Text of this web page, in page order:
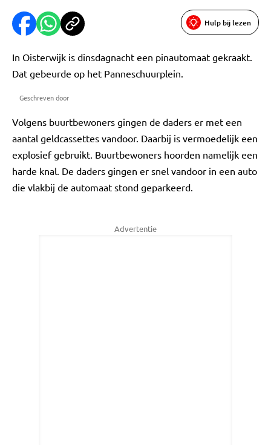
Hulp bij lezen
In Oisterwijk is dinsdagnacht een pinautomaat gekraakt.
Dat gebeurde op het Panneschuurplein.
Geschreven door
Volgens buurtbewoners gingen de daders er met een
aantal geldcassettes vandoor. Daarbij is vermoedelijk een
explosief gebruikt. Buurtbewoners hoorden namelijk een
harde knal. De daders gingen er snel vandoor in een auto
die vlakbij de automaat stond geparkeerd.
Advertentie